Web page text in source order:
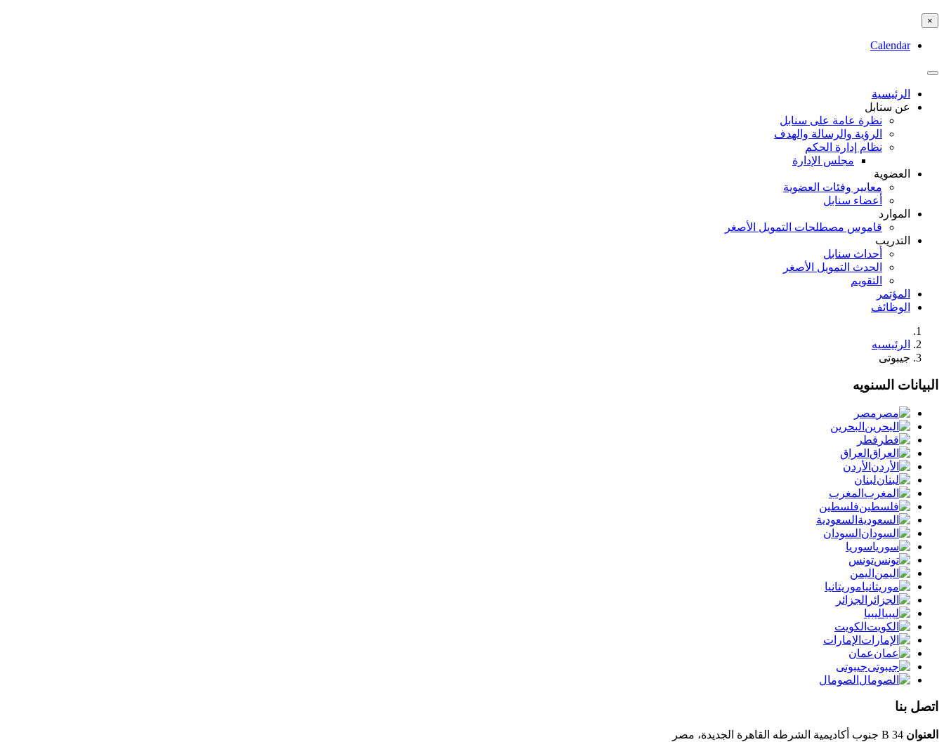
×
Calendar
الرئيسية
عن سنابل
نظرة عامة على سنابل
الرؤية والرسالة والهدف
نظام إدارة الحكم
مجلس الإدارة
العضوية
معايير وفئات العضوية
أعضاء سنابل
الموارد
قاموس مصطلحات التمويل الأصغر
التدريب
أحداث سنابل
الحدث التمويل الأصغر
التقويم
المؤتمر
الوظائف
الرئيسيه
جيبوتى
البيانات السنويه
مصر
البحرين
قطر
العراق
الأردن
لبنان
المغرب
فلسطين
السعودية
السودان
سوريا
تونس
اليمن
موريتانيا
الجزائر
ليبيا
الكويت
الإمارات
عمان
جيبوتى
الصومال
اتصل بنا
العنوان